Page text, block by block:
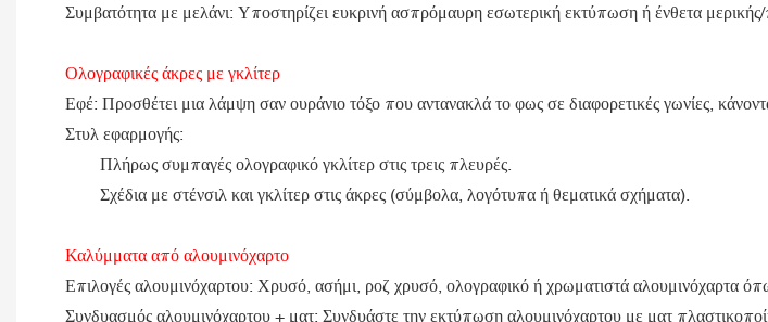
Συμβατότητα με μελάνι: Υποστηρίζει ευκρινή ασπρόμαυρη εσωτερική εκτύπωση ή ένθετα
Ολογραφικές άκρες με γκλίτερ
Εφέ: Προσθέτει μια λάμψη σαν ουράνιο τόξο που αντανακλά το φως σε διαφορετικές γωνίες,
Στυλ εφαρμογής:
Πλήρως συμπαγές ολογραφικό γκλίτερ στις τρεις πλευρές.
Σχέδια με στένσιλ και γκλίτερ στις άκρες (σύμβολα, λογότυπα ή θεματικά σχήματα).
Καλύμματα από αλουμινόχαρτο
Επιλογές αλουμινόχαρτου: Χρυσό, ασήμι, ροζ χρυσό, ολογραφικό ή χρωματιστά αλουμινόχαρτα
Συνδυασμός αλουμινόχαρτου + ματ: Συνδυάστε την εκτύπωση αλουμινόχαρτου με ματ